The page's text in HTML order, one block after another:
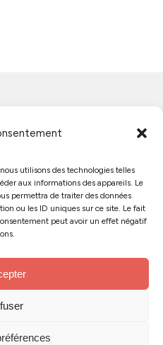
utilisons des technologies telles
aux informations des appareils. Le
permettra de traiter des données
ou les ID uniques sur ce site. Le fait
peut avoir un effet négatif
Suivez-nous :
Tank
légales